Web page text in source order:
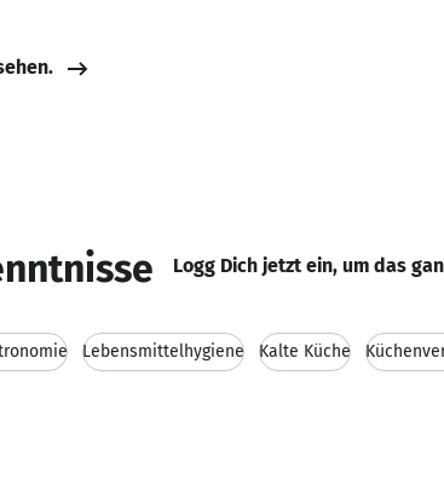
Logg Dich jetzt ein, um das
Lebensmittelhygiene Kalte Küche